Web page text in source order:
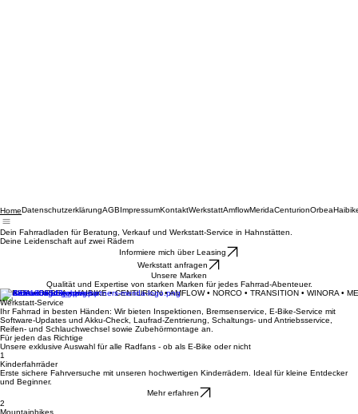
Home DatenschutzerklärungAGBImpressumKontaktWerkstattAmflowMeridaCenturion
Dein Fahrradladen für Beratung, Verkauf und Werkstatt-Service in Hahnstätten.
Informiere mich über Leasing
Werkstatt anfragen
Qualität und Expertise von starken Marken für jedes Fahrrad-Abenteuer.
MERIDA • ORBEA • HAIBIKE • CENTURION • AMFLOW • NORCO • TRANSITION • WINORA •
Werkstatt-Service
Ihr Fahrrad in besten Händen: Wir bieten Inspektionen, Bremsenservice, E-Bike-Service mit
Software-Updates und Akku-Check, Laufrad-Zentrierung, Schaltungs- und Antriebsservice,
Reifen- und Schlauchwechsel sowie Zubehörmontage an.
Für jeden das Richtige
Unsere exklusive Auswahl für alle Radfans - ob als E-Bike oder nicht
1
Erste sichere Fahrversuche mit unseren hochwertigen Kinderrädern. Ideal für kleine Entdecker
und Beginner.